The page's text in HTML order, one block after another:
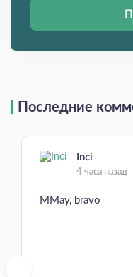
Последние
Inci
4 часа назад
MMay, bravo